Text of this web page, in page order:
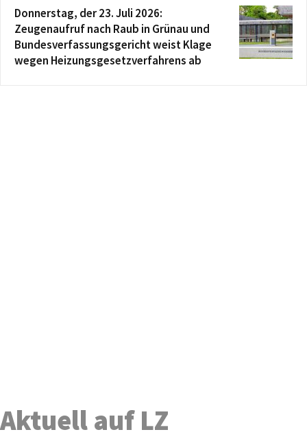
Donnerstag, der 23. Juli 2026:
Zeugenaufruf nach Raub in Grünau und
Bundesverfassungsgericht weist Klage
wegen Heizungsgesetzverfahrens ab
Aktuell auf LZ